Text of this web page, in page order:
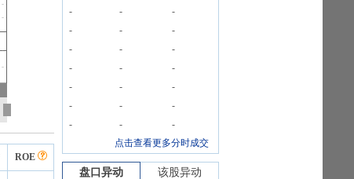
ROE
-
-
-
-
-
-
-
-
-
-
-
-
-
-
-
-
-
-
-
-
-
点击查看更多分时成交
盘口异动 该股异动